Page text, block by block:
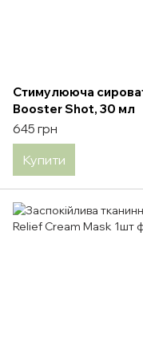
Стимулююча
Booster Shot, 30 мл
645 грн
Купити